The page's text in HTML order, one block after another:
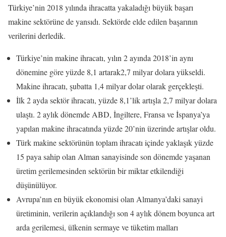
Türkiye’nin 2018 yılında ihracatta yakaladığı büyük başarı
makine sektörüne de yansıdı. Sektörde elde edilen başarının
verilerini derledik.
Türkiye’nin makine ihracatı, yılın 2 ayında 2018’in aynı
dönemine göre yüzde 8,1 artarak2,7 milyar dolara yükseldi.
Makine ihracatı, şubatta 1,4 milyar dolar olarak gerçekleşti.
İlk 2 ayda sektör ihracatı, yüzde 8,1’lik artışla 2,7 milyar dolara
ulaştı. 2 aylık dönemde ABD, İngiltere, Fransa ve İspanya’ya
yapılan makine ihracatında yüzde 20’nin üzerinde artışlar oldu.
Türk makine sektörünün toplam ihracatı içinde yaklaşık yüzde
15 paya sahip olan Alman sanayisinde son dönemde yaşanan
üretim gerilemesinden sektörün bir miktar etkilendiği
düşünülüyor.
Avrupa’nın en büyük ekonomisi olan Almanya’daki sanayi
üretiminin, verilerin açıklandığı son 4 aylık dönem boyunca art
arda gerilemesi, ülkenin sermaye ve tüketim malları